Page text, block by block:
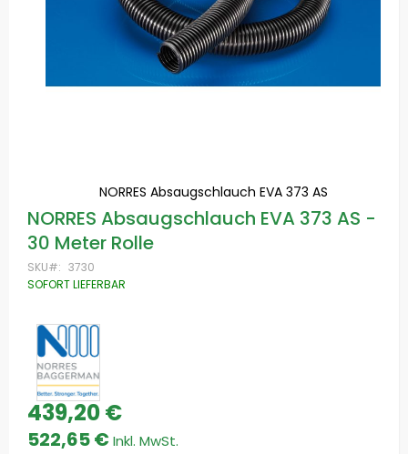
NORRES Absaugschlauch EVA 373 AS
Zum
Anfang
der
springen
NORRES Absaugschlauch EVA 373 AS -
30 Meter Rolle
SKU
3730
SOFORT LIEFERBAR
522,65 €
439,20 €